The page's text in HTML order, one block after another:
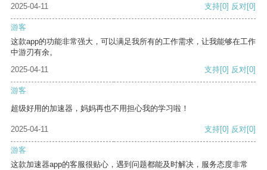
2025-04-11 支持[0] 反对[0]
游客
这款app的功能非常强大，可以满足我所有的工作需求，让我能够在工作
中游刃有余。
2025-04-11
支持[0] 反对[0]
游客
超级好用的加速器，妈妈再也不用担心我的学习啦！
2025-04-11 支持[0] 反对[0]
游客
这款加速器app的客服很贴心，遇到问题都能及时解决，服务态度非常